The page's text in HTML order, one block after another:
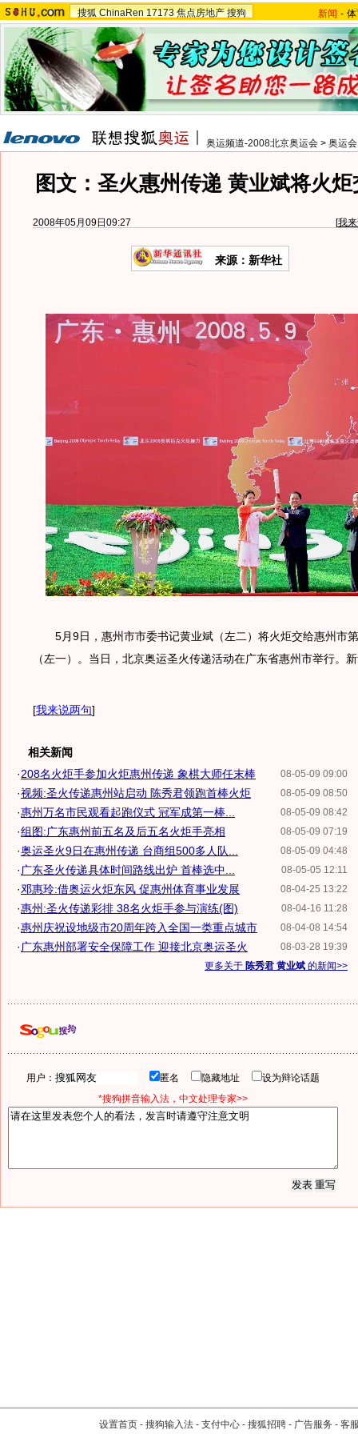
搜狐 ChinaRen 17173 焦点房地产 搜狗 新闻 -
奥运频道-2008北京奥运会 > 奥运
图文：圣火惠州传递 黄业斌将火
2008年05月09日09:27 [我
来源：新华社
5月9日，惠州市市委书记黄业斌（左二）将火炬交给惠州市
（左一）。当日，北京奥运圣火传递活动在广东省惠州市举行。
[我来说两句]
相关新闻
08-05-09 09:00
·208名火炬手参加火炬惠州传递 象棋大师任末棒
08-05-09 08:50
·视频:圣火传递惠州站启动 陈秀君领跑首棒火炬
08-05-09 08:42
·惠州万名市民观看起跑仪式 冠军成第一棒...
08-05-09 07:19
·组图:广东惠州前五名及后五名火炬手亮相
08-05-09 04:48
·奥运圣火9日在惠州传递 台商组500多人队...
08-05-05 12:11
· 广东圣火传递具体时间路线出炉 首棒选中...
08-04-25 13:22
·邓惠玲:借奥运火炬东风 促惠州体育事业发展
08-04-16 11:28
·惠州:圣火传递彩排 38名火炬手参与演练(图)
08-04-08 14:54
·惠州庆祝设地级市20周年跨入全国一类重点城市
08-03-28 19:39
· 广东惠州部署安全保障工作 迎接北京奥运圣火
更多关于 陈秀君 黄业斌 的新闻>>
用户： 匿名 隐藏地址
设为辩论话题
*搜狗拼音输入法，中文处理专家>>
设置首页 - 搜狗输入法 - 支付中心 - 搜狐招聘 - 广告服务 - 客